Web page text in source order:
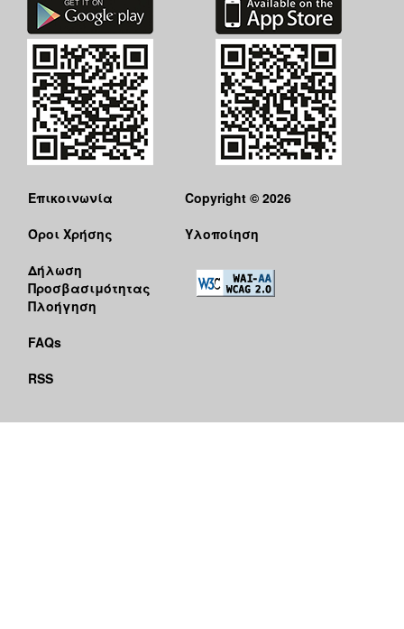
Επικοινωνία
Όροι Χρήσης
Δήλωση
Προσβασιμότητας
Πλοήγηση
FAQs
RSS
Copyright © 2026
Υλοποίηση